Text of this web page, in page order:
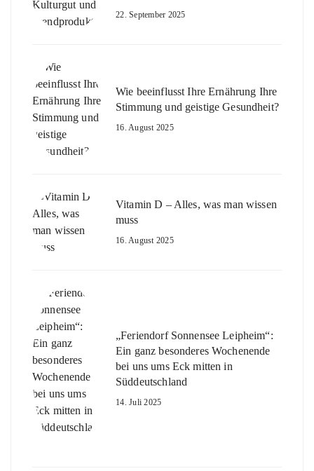
22. September 2025
Wie beeinflusst Ihre Ernährung Ihre
Stimmung und geistige Gesundheit?
16. August 2025
Vitamin D – Alles, was man wissen
muss
16. August 2025
„Feriendorf Sonnensee Leipheim“:
Ein ganz besonderes Wochenende
bei uns ums Eck mitten in
Süddeutschland
14. Juli 2025